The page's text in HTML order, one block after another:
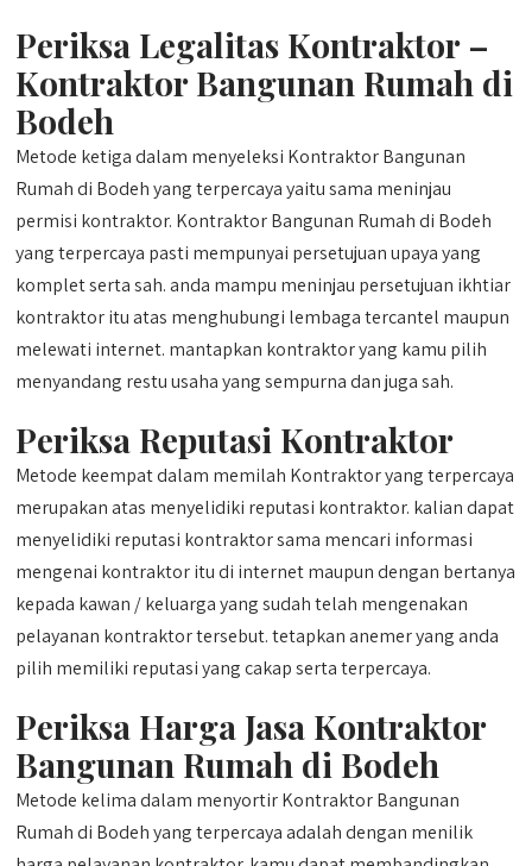
Periksa Legalitas Kontraktor –
Kontraktor Bangunan Rumah di
Bodeh
Metode ketiga dalam menyeleksi Kontraktor Bangunan
Rumah di Bodeh yang terpercaya yaitu sama meninjau
permisi kontraktor. Kontraktor Bangunan Rumah di Bodeh
yang terpercaya pasti mempunyai persetujuan upaya yang
komplet serta sah. anda mampu meninjau persetujuan ikhtiar
kontraktor itu atas menghubungi lembaga tercantel maupun
melewati internet. mantapkan kontraktor yang kamu pilih
menyandang restu usaha yang sempurna dan juga sah.
Periksa Reputasi Kontraktor
Metode keempat dalam memilah Kontraktor yang terpercaya
merupakan atas menyelidiki reputasi kontraktor. kalian dapat
menyelidiki reputasi kontraktor sama mencari informasi
mengenai kontraktor itu di internet maupun dengan bertanya
kepada kawan / keluarga yang sudah telah mengenakan
pelayanan kontraktor tersebut. tetapkan anemer yang anda
pilih memiliki reputasi yang cakap serta terpercaya.
Periksa Harga Jasa Kontraktor
Bangunan Rumah di Bodeh
Metode kelima dalam menyortir Kontraktor Bangunan
Rumah di Bodeh yang terpercaya adalah dengan menilik